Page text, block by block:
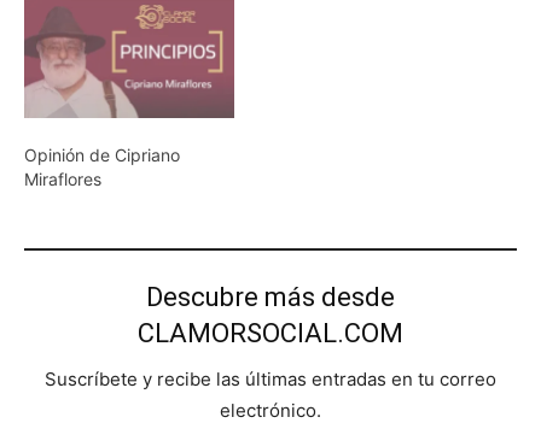
Opinión de Cipriano
Miraflores
Descubre más desde
CLAMORSOCIAL.COM
Suscríbete y recibe las últimas entradas en tu correo
electrónico.